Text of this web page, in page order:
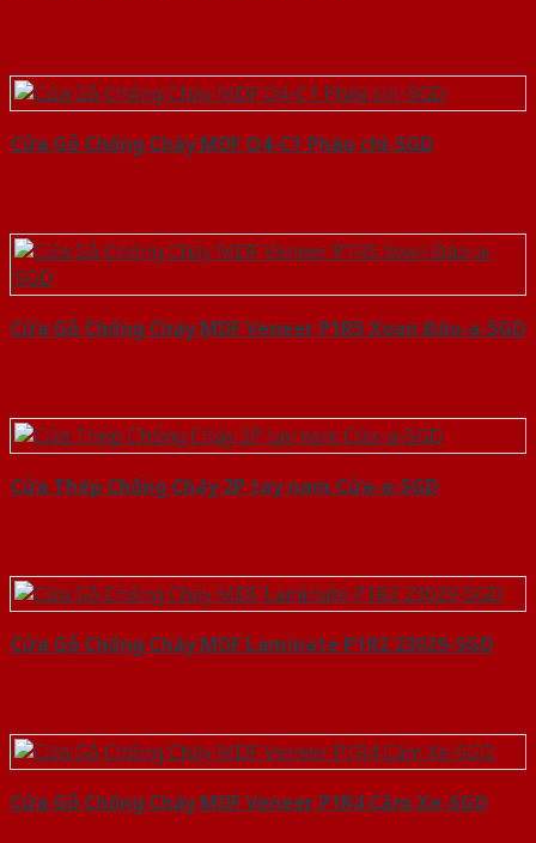
Cửa Gỗ Chống Cháy MDF O4-C1 Phào chi-SGD
Cửa Gỗ Chống Cháy MDF Veneer P1R5 Xoan Đào-a-SGD
Cửa Thép Chống Cháy 2P tay nam Cửa-a-SGD
Cửa Gỗ Chống Cháy MDF Laminate P1R2 23029-SGD
Cửa Gỗ Chống Cháy MDF Veneer P1R4 Căm Xe-SGD